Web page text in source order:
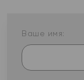
Ваше имя: